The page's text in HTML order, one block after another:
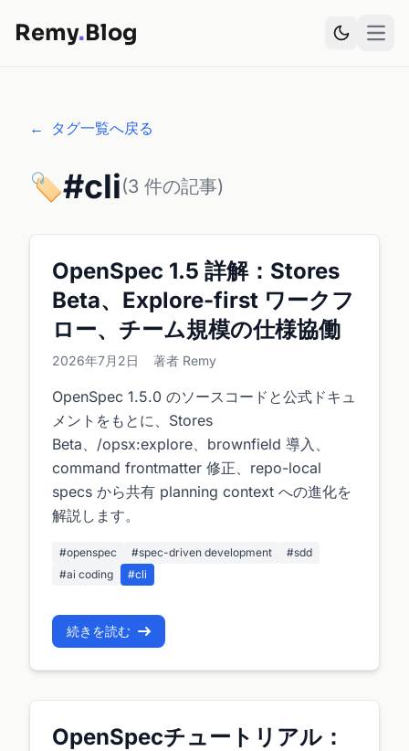
Remy.Blog
← タグ一覧へ戻る
🏷️#cli(3 件の記事)
OpenSpec 1.5 詳解：Stores
Beta、Explore-first ワークフ
ロー、チーム規模の仕様協働
2026年7月2日 著者 Remy
OpenSpec 1.5.0 のソースコードと公式ドキュ
メントをもとに、Stores
Beta、/opsx:explore、brownfield 導入、
command frontmatter 修正、repo-local
specs から共有 planning context への進化を
解説します。
#openspec #spec-driven development
#sdd
#ai coding
#cli
続きを読む
OpenSpecチュートリアル：